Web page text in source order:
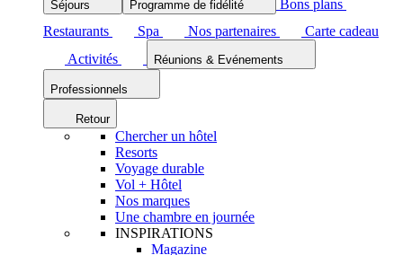
Séjours Programme de fidélité
Bons plans
Restaurants
Spa Nos partenaires
Carte cadeau
Activités
Réunions & Evénements
Professionnels
Retour
Chercher un hôtel
Resorts
Voyage durable
Vol + Hôtel
Nos marques
Une chambre en journée
INSPIRATIONS
Magazine